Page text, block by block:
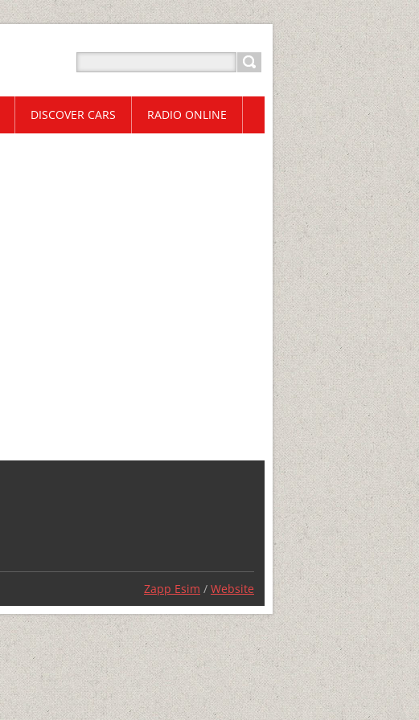
DISCOVER CARS RADIO ONLINE
Zapp Esim / Website